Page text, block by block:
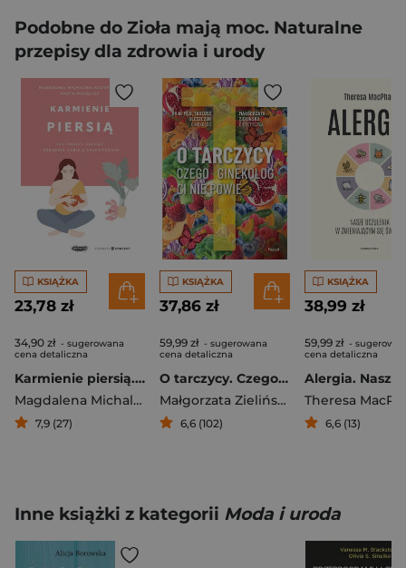
Podobne do Zioła mają moc. Naturalne
przepisy dla zdrowia i urody
KSIĄŻKA
23,78 zł
34,90 zł - sugerowana
cena detaliczna
Karmienie piersią. Jak dobrze zacząć i poradzić sobie z trudnościami
Magdalena Michalska-Kacymirow
,Marta Moeglich
7,9 (27)
KSIĄŻKA
37,86 zł
59,99 zł - sugerowana
cena detaliczna
O tarczycy. Czego ginekolog ci nie powie
Małgorzata Zielińska
Tadeusz
6,6 (102)
KSIĄŻKA
38,99 zł
59,99 zł -
cena detaliczna
Theresa
6,6 (13)
Inne książki z kategorii Moda i uroda